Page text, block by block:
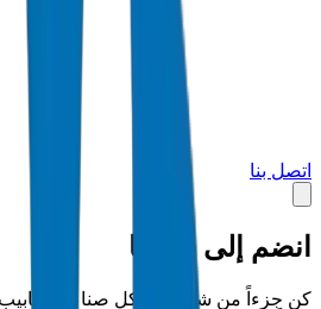
اتصل بنا
انضم إلىفريقنا